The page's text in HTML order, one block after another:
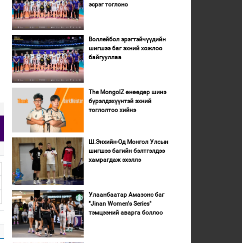
эсрэг тоглоно
Воллейбол эрэгтэйчүүдийн
шигшээ баг эхний хожлоо
байгууллаа
The MongolZ өнөөдөр шинэ
бүрэлдэхүүнтэй эхний
тоглолтоо хийнэ
Ш.Энхийн-Од Монгол Улсын
шигшээ багийн бэлтгэлдээ
хамрагдаж эхэллэ
Улаанбаатар Амазонс баг
"Jinan Women's Series"
тэмцээний аварга боллоо